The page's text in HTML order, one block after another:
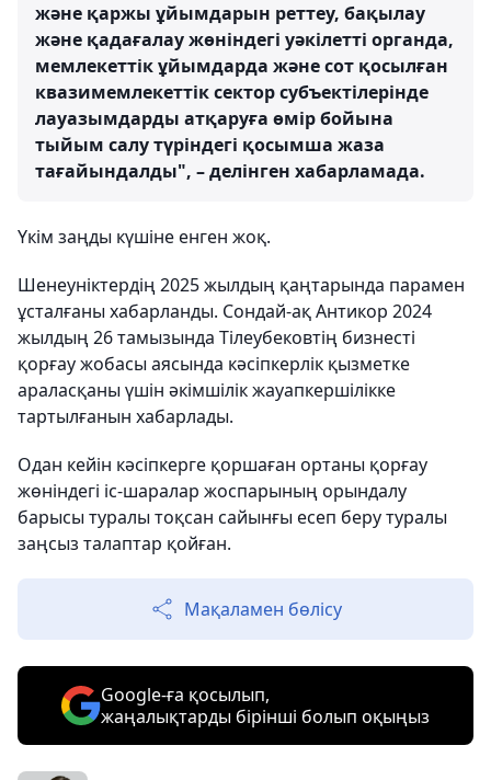
және қаржы ұйымдарын реттеу, бақылау
және қадағалау жөніндегі уәкілетті органда,
мемлекеттік ұйымдарда және сот қосылған
квазимемлекеттік сектор субъектілерінде
лауазымдарды атқаруға өмір бойына
тыйым салу түріндегі қосымша жаза
тағайындалды", – делінген хабарламада.
Үкім заңды күшіне енген жоқ.
Шенеуніктердің 2025 жылдың қаңтарында парамен
ұсталғаны хабарланды. Сондай-ақ Антикор 2024
жылдың 26 ​​тамызында Тілеубековтің бизнесті
қорғау жобасы аясында кәсіпкерлік қызметке
араласқаны үшін әкімшілік жауапкершілікке
тартылғанын хабарлады.
Одан кейін кәсіпкерге қоршаған ортаны қорғау
жөніндегі іс-шаралар жоспарының орындалу
барысы туралы тоқсан сайынғы есеп беру туралы
заңсыз талаптар қойған.
Мақаламен бөлісу
Google-ға қосылып,
жаңалықтарды бірінші болып оқыңыз